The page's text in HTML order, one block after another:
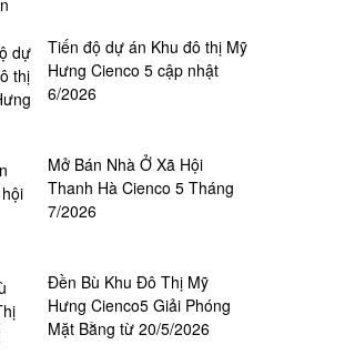
Tiến độ dự án Khu đô thị Mỹ
Hưng Cienco 5 cập nhật
6/2026
Mở Bán Nhà Ở Xã Hội
Thanh Hà Cienco 5 Tháng
7/2026
Đền Bù Khu Đô Thị Mỹ
Hưng Cienco5 Giải Phóng
Mặt Bằng từ 20/5/2026